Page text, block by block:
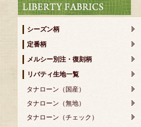
シーズン柄
定番柄
メルシー別注・復刻柄
リバティ生地一覧
タナローン（国産）
タナローン（無地）
タナローン（チェック）